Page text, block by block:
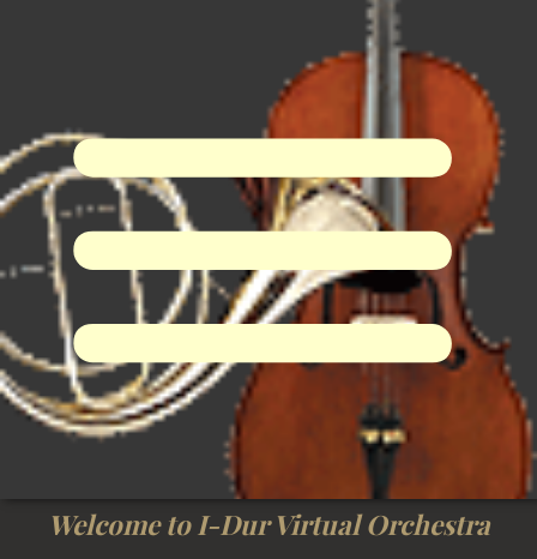
Welcome to I-Dur Virtual Orchestra